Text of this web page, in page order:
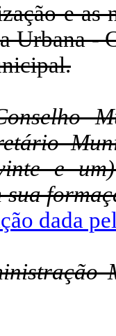
e as
Urbana -
e
dada